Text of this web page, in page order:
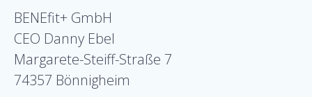
BENEfit+ GmbH
CEO Danny Ebel
Margarete-Steiff-Straße 7
74357 Bönnigheim